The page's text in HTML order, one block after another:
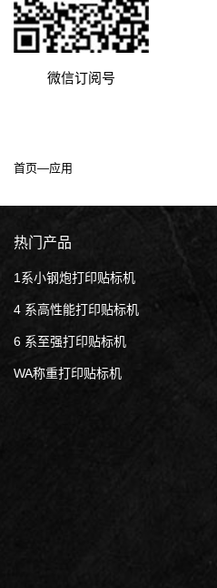
微信订阅号
首页—应用
热门产品
1系小钢炮打印贴标机
4 系高性能打印贴标机
6 系至强打印贴标机
WA称重打印贴标机